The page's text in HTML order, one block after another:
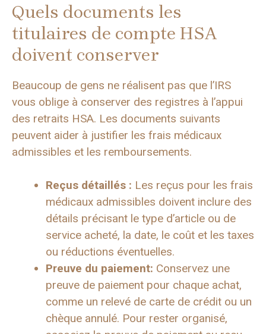
Quels documents les
titulaires de compte HSA
doivent conserver
Beaucoup de gens ne réalisent pas que l’IRS
vous oblige à conserver des registres à l’appui
des retraits HSA. Les documents suivants
peuvent aider à justifier les frais médicaux
admissibles et les remboursements.
Reçus détaillés : Les reçus pour les frais
médicaux admissibles doivent inclure des
détails précisant le type d’article ou de
service acheté, la date, le coût et les taxes
ou réductions éventuelles.
Preuve du paiement: Conservez une
preuve de paiement pour chaque achat,
comme un relevé de carte de crédit ou un
chèque annulé. Pour rester organisé,